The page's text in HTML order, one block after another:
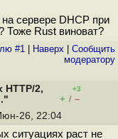
сервере DHCP при
Тоже Rust виноват?
#1 Наверх
Cообщить
модератору
HTTP/2,
+3
+ / –
26, 22:04
ситуациях раст не